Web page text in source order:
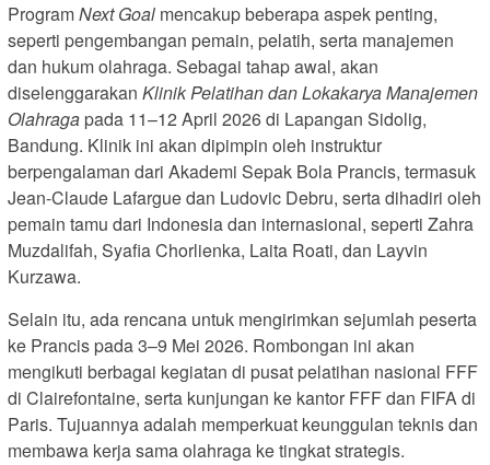
ProgramNext Goal mencakup beberapa aspek penting,
seperti pengembangan pemain, pelatih, serta manajemen
dan hukum olahraga. Sebagai tahap awal, akan
diselenggarakan Klinik Pelatihan dan Lokakarya Manajemen
Olahraga pada 11–12 April 2026 di Lapangan Sidolig,
Bandung. Klinik ini akan dipimpin oleh instruktur
berpengalaman dari Akademi Sepak Bola Prancis, termasuk
Jean-Claude Lafargue dan Ludovic Debru, serta dihadiri oleh
pemain tamu dari Indonesia dan internasional, seperti Zahra
Muzdalifah, Syafia Chorlienka, Laita Roati, dan Layvin
Kurzawa.
Selain itu, ada rencana untuk mengirimkan sejumlah peserta
ke Prancis pada 3–9 Mei 2026. Rombongan ini akan
mengikuti berbagai kegiatan di pusat pelatihan nasional FFF
di Clairefontaine, serta kunjungan ke kantor FFF dan FIFA di
Paris. Tujuannya adalah memperkuat keunggulan teknis dan
membawa kerja sama olahraga ke tingkat strategis.